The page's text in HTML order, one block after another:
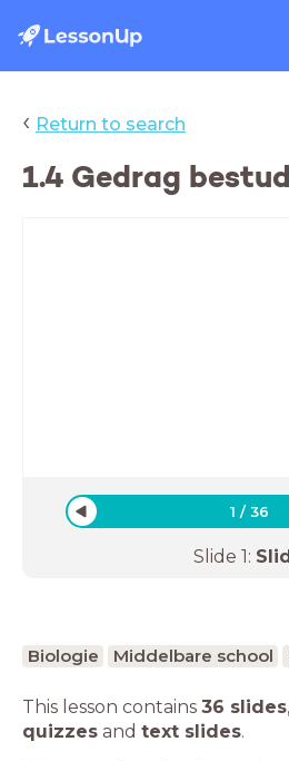
‹ Return to search
1.4 Gedrag
1 /36
Slide 1:
Biologie Middelbare school
This lesson contains 36 slides,
quizzes and text slides.